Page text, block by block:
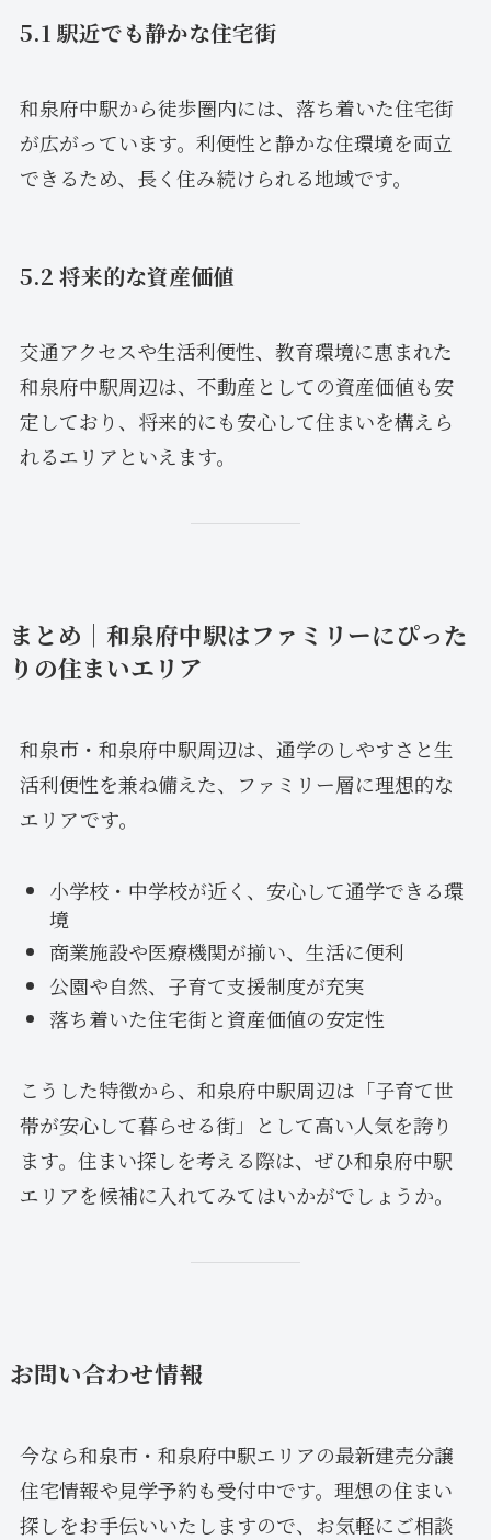
5.1 駅近でも静かな住宅街
和泉府中駅から徒歩圏内には、落ち着いた住宅街
が広がっています。利便性と静かな住環境を両立
できるため、長く住み続けられる地域です。
5.2 将来的な資産価値
交通アクセスや生活利便性、教育環境に恵まれた
和泉府中駅周辺は、不動産としての資産価値も安
定しており、将来的にも安心して住まいを構えら
れるエリアといえます。
まとめ｜和泉府中駅はファミリーにぴった
りの住まいエリア
和泉市・和泉府中駅周辺は、通学のしやすさと生
活利便性を兼ね備えた、ファミリー層に理想的な
エリアです。
小学校・中学校が近く、安心して通学できる環
境
商業施設や医療機関が揃い、生活に便利
公園や自然、子育て支援制度が充実
落ち着いた住宅街と資産価値の安定性
こうした特徴から、和泉府中駅周辺は「子育て世
帯が安心して暮らせる街」として高い人気を誇り
ます。住まい探しを考える際は、ぜひ和泉府中駅
エリアを候補に入れてみてはいかがでしょうか。
お問い合わせ情報
今なら和泉市・和泉府中駅エリアの最新建売分譲
住宅情報や見学予約も受付中です。理想の住まい
探しをお手伝いいたしますので、お気軽にご相談